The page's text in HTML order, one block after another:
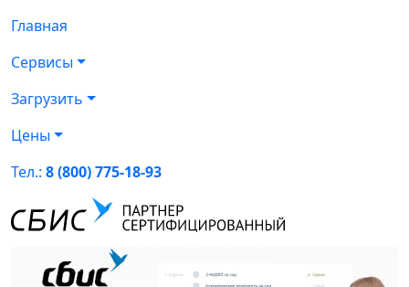
Главная
Сервисы
Загрузить
Цены
Тел.: 8 (800) 775-18-93